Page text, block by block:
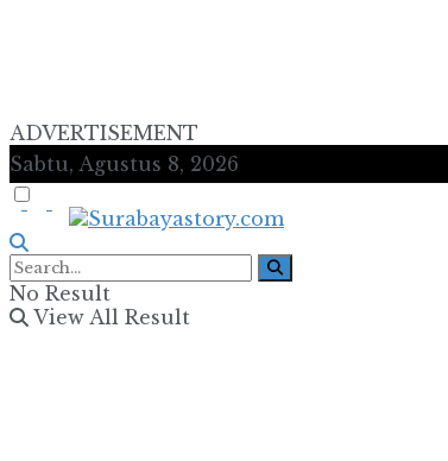
ADVERTISEMENT
Sabtu, Agustus 8, 2026
No Result
View All Result